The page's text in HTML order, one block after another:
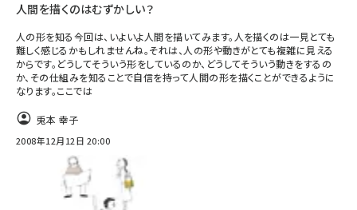
人間を描くのはむずかしい？
人の形を知る今回は、いよいよ人間を描いてみます。人を描くのは一見とても
難しく感じるかもしれませんね。それは、人の形や動きがとても複雑に見える
からです。どうしてそういう形をしているのか、どうしてそういう動きをするの
か、その仕組みを知ることで自信を持って人間の形を描くことができるように
なります。ここでは
兎本 幸子
2008年12月12日 20:00